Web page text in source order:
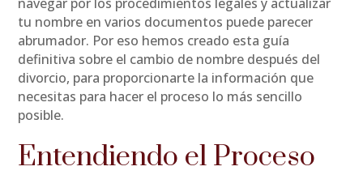
tu nombre en varios documentos puede parecer
abrumador. Por eso hemos creado esta guía
definitiva sobre el cambio de nombre después del
divorcio, para proporcionarte la información que
necesitas para hacer el proceso lo más sencillo
posible.
Entendiendo el Proceso